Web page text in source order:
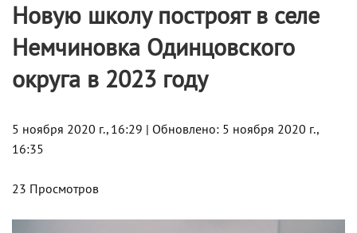
Новую школу построят в селе
Немчиновка Одинцовского
округа в 2023 году
5 ноября 2020 г., 16:29 | Обновлено: 5 ноября 2020 г.,
16:35
23 Просмотров